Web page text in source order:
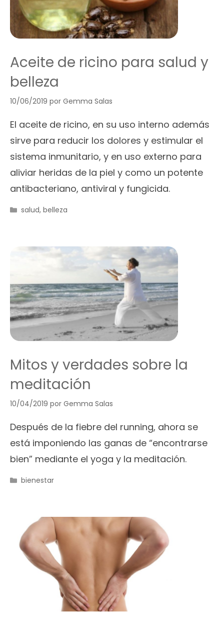
Aceite de ricino para salud y
belleza
10/06/2019 por Gemma Salas
El aceite de ricino, en su uso interno además
sirve para reducir los dolores y estimular el
sistema inmunitario, y en uso externo para
aliviar heridas de la piel y como un potente
antibacteriano, antiviral y fungicida.
Categorías
salud,belleza
Mitos y verdades sobre la
meditación
10/04/2019 por Gemma Salas
Después de la fiebre del running, ahora se
está imponiendo las ganas de “encontrarse
bien” mediante el yoga y la meditación.
Categorías
bienestar